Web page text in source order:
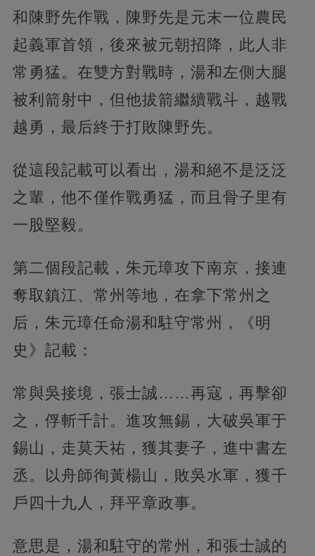
和陳野先作戰，陳野先是元末一位農民
起義軍首領，後來被元朝招降，此人非
常勇猛。在雙方對戰時，湯和左側大腿
被利箭射中，但他拔箭繼續戰斗，越戰
越勇，最后終于打敗陳野先。
從這段記載可以看出，湯和絕不是泛泛
之輩，他不僅作戰勇猛，而且骨子里有
一股堅毅。
第二個段記載，朱元璋攻下南京，接連
奪取鎮江、常州等地，在拿下常州之
后，朱元璋任命湯和駐守常州，《明
史》記載：
常與吳接境，張士誠……再寇，再擊卻
之，俘斬千計。進攻無錫，大破吳軍于
錫山，走莫天祐，獲其妻子，進中書左
丞。以舟師徇黃楊山，敗吳水軍，獲千
戶四十九人，拜平章政事。
意思是，湯和駐守的常州，和張士誠的